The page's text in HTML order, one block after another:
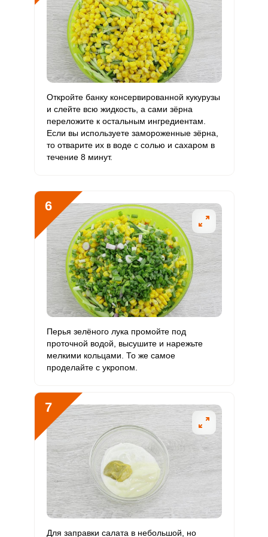
Откройте банку консервированной кукурузы
и слейте всю жидкость, а сами зёрна
переложите к остальным ингредиентам.
Если вы используете замороженные зёрна,
то отварите их в воде с солью и сахаром в
течение 8 минут.
6
Перья зелёного лука промойте под
проточной водой, высушите и нарежьте
мелкими кольцами. То же самое
проделайте с укропом.
7
Для заправки салата в небольшой, но